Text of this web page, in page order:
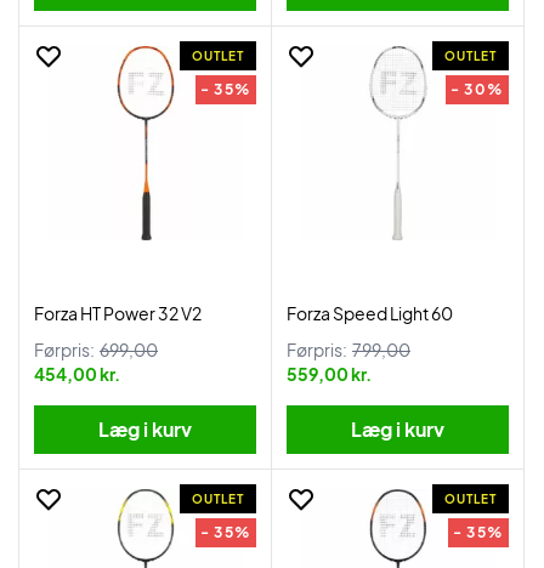
OUTLET
- 35%
Forza HT Power 32 V2
Førpris: 699,00
454,00 kr.
Læg i kurv
OUTLET
- 30%
Forza Speed Light 60
Førpris: 799,00
559,00 kr.
Læg i kurv
OUTLET
- 35%
OUTLET
- 35%